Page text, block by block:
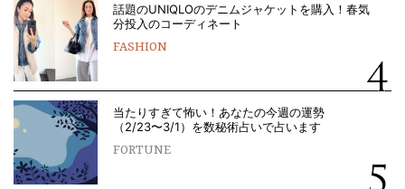
話題のUNIQLOのデニムジャケットを購入！春気
分投入のコーディネート
FASHION
当たりすぎて怖い！あなたの今週の運勢
（2/23〜3/1）を数秘術占いで占います
FORTUNE